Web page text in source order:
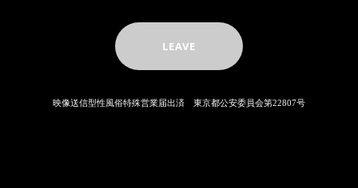
LEAVE
映像送信型性風俗特殊営業届出済 東京都公安委員会第22807号